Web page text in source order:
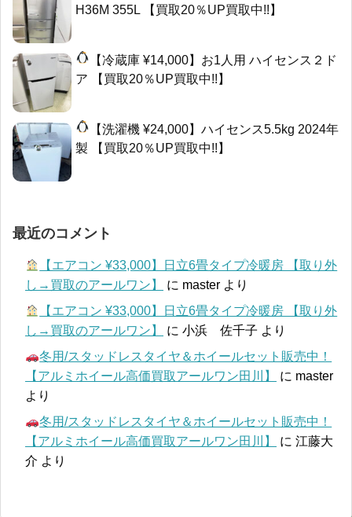
H36M 355L 【買取20％UP買取中!!】
【冷蔵庫 ¥14,000】お1人用 ハイセンス２ド
ア 【買取20％UP買取中!!】
【洗濯機 ¥24,000】ハイセンス5.5kg 2024年
製 【買取20％UP買取中!!】
最近のコメント
【エアコン ¥33,000】日立6畳タイプ冷暖房 【取り外
し→買取のアールワン】
に master より
【エアコン ¥33,000】日立6畳タイプ冷暖房 【取り外
し→買取のアールワン】
に 小浜 佐千子 より
冬用/スタッドレスタイヤ＆ホイールセット販売中！
【アルミホイール高価買取アールワン田川】
に master
より
冬用/スタッドレスタイヤ＆ホイールセット販売中！
【アルミホイール高価買取アールワン田川】
に 江藤大
介 より